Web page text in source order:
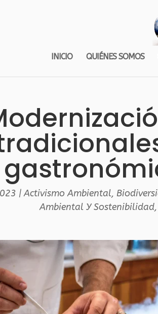
INICIO QUIÉNES SOMOS
|Activismo Ambiental,
Ambiental Y Sostenibilidad,